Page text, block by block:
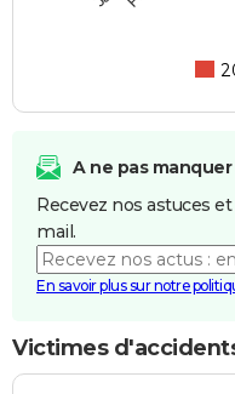
A ne pas manquer
Recevez nos astuces
mail.
En savoir plus sur notre
Victimes